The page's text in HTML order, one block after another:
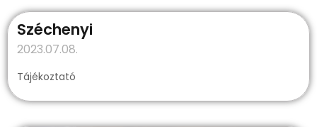
Széchenyi
2023.07.08.
Tájékoztató